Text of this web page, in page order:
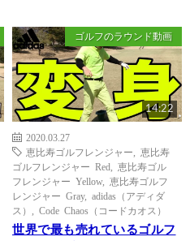
ゴルフのラウンド動画
14:22
2020.03.27
恵比寿ゴルフレンジャー
恵比寿
ゴルフレンジャー Red
恵比寿ゴル
フレンジャー Yellow, 恵比寿ゴルフ
レンジャー Gray, adidas（アディダ
ス）
Code Chaos（コードカオス）
世界で最も売れているゴルフ